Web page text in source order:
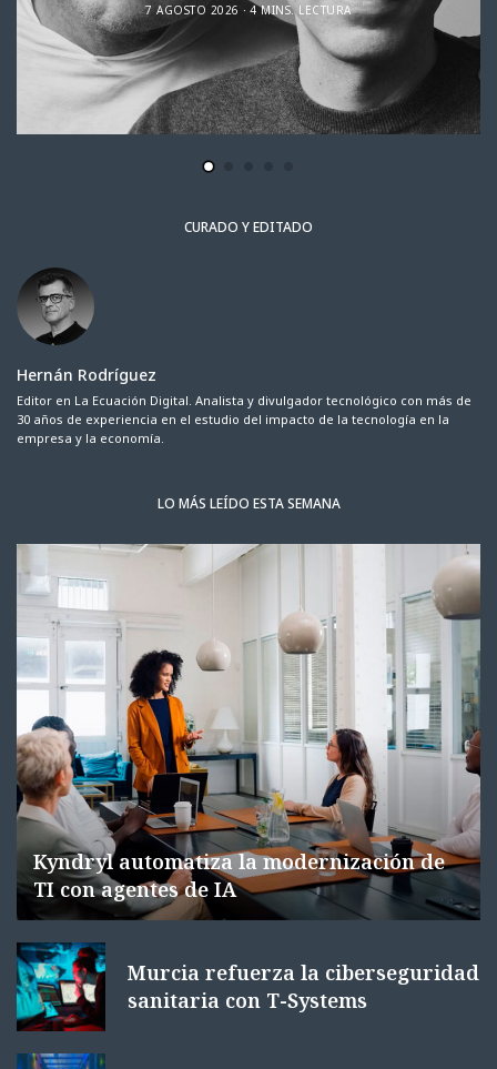
7 AGOSTO 2026 4 MINS. LECTURA
CURADO Y EDITADO
Hernán Rodríguez
Editor en La Ecuación Digital. Analista y divulgador tecnológico con más de
30 años de experiencia en el estudio del impacto de la tecnología en la
empresa y la economía.
LO MÁS LEÍDO ESTA SEMANA
Kyndryl automatiza la modernización de
TI con agentes de IA
Murcia refuerza la ciberseguridad
sanitaria con T-Systems